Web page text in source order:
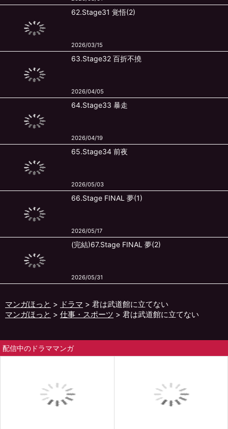
62.Stage31 覚悟(2)
2026/03/15
63.Stage32 百折不撓
2026/04/05
64.Stage33 暴走
2026/04/19
65.Stage34 前夜
2026/05/03
66.Stage FINAL 夢(1)
2026/05/17
(完結)67.Stage FINAL 夢(2)
2026/05/31
マンガほっと ドラマ
君は武道館に立てない
マンガほっと
仕事・スポーツ 君は武道館に立てない
配信中のドラママンガ